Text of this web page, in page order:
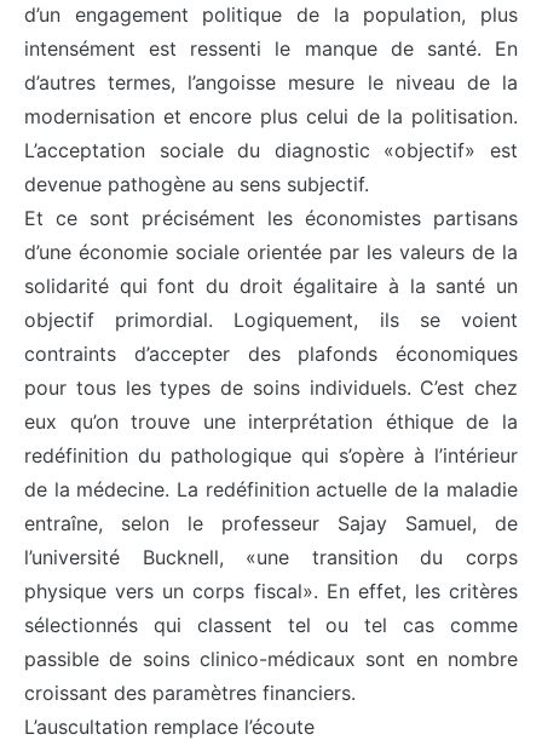
d’un engagement politique de la population, plus
intensément est ressenti le manque de santé. En
d’autres termes, l’angoisse mesure le niveau de la
modernisation et encore plus celui de la politisation.
L’acceptation sociale du diagnostic «objectif» est
devenue pathogène au sens subjectif.
Et ce sont précisément les économistes partisans
d’une économie sociale orientée par les valeurs de la
solidarité qui font du droit égalitaire à la santé un
objectif primordial. Logiquement, ils se voient
contraints d’accepter des plafonds économiques
pour tous les types de soins individuels. C’est chez
eux qu’on trouve une interprétation éthique de la
redéfinition du pathologique qui s’opère à l’intérieur
de la médecine. La redéfinition actuelle de la maladie
entraîne, selon le professeur Sajay Samuel, de
l’université Bucknell, «une transition du corps
physique vers un corps fiscal». En effet, les critères
sélectionnés qui classent tel ou tel cas comme
passible de soins clinico-médicaux sont en nombre
croissant des paramètres financiers.
L’auscultation remplace l’écoute